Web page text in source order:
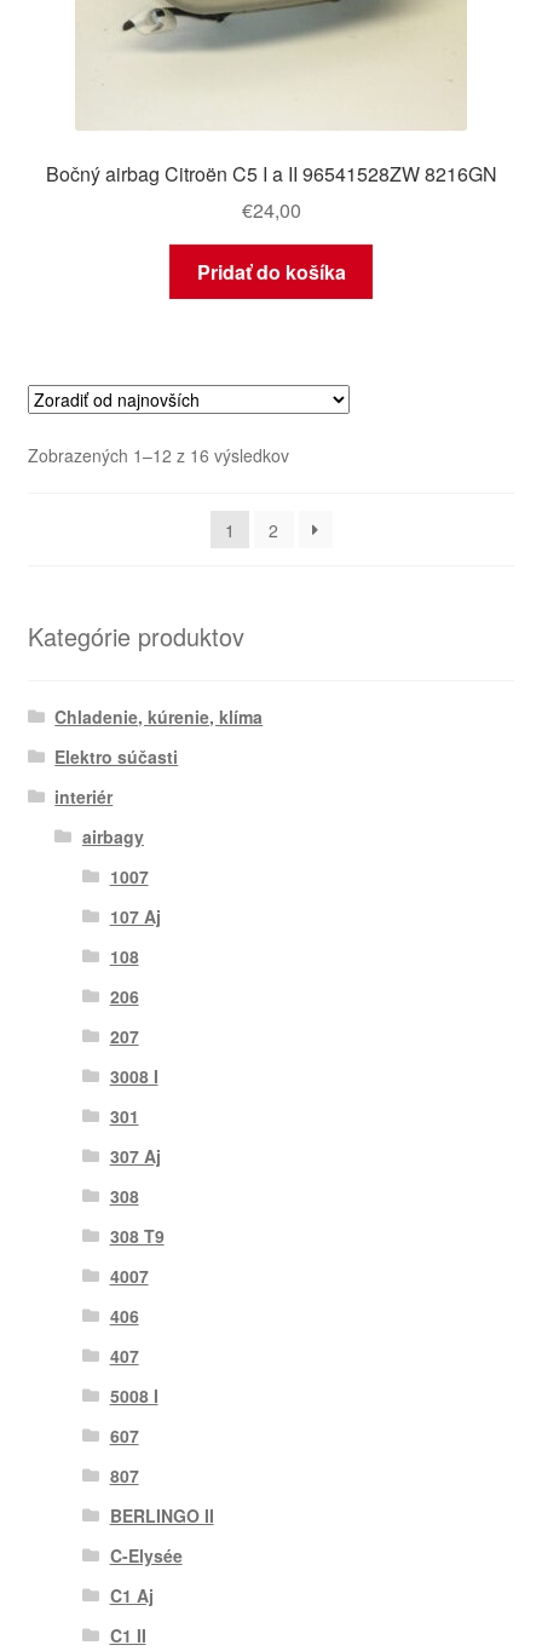
Bočný airbag Citroën C5 I a II 96541528ZW 8216GN
€24,00
Pridať do košíka
Zobrazených 1–12 z 16 výsledkovZoradené
1
2
Kategórie produktov
Chladenie, kúrenie, klíma
Elektro súčasti
interiér
airbagy
1007
107 Aj
108
206
207
3008 I
301
307 Aj
308
308 T9
4007
406
407
5008 I
607
807
BERLINGO II
C-Elysée
C1 Aj
C1 II